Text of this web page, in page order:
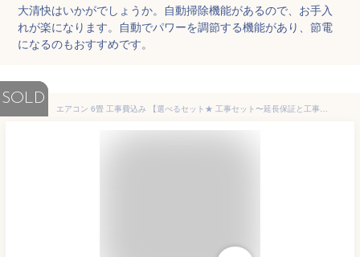
大清快はいかがでしょうか。自動掃除機能があるので、お手入
れが楽になります。自動でパワーを調節する機能があり、節電
になるのもおすすめです。
SOLD
エアコン 6畳 工事費込み 【選べるセット★ 工事セット〜延長保証と工事セット】パナソニック PANASONIC CS-224DFL-W クリスタルホワイト Eolia(エオリア) Fシリーズ 工事費込 工事込み 工事込 冷暖房 安心保証 全国工事 airRCP